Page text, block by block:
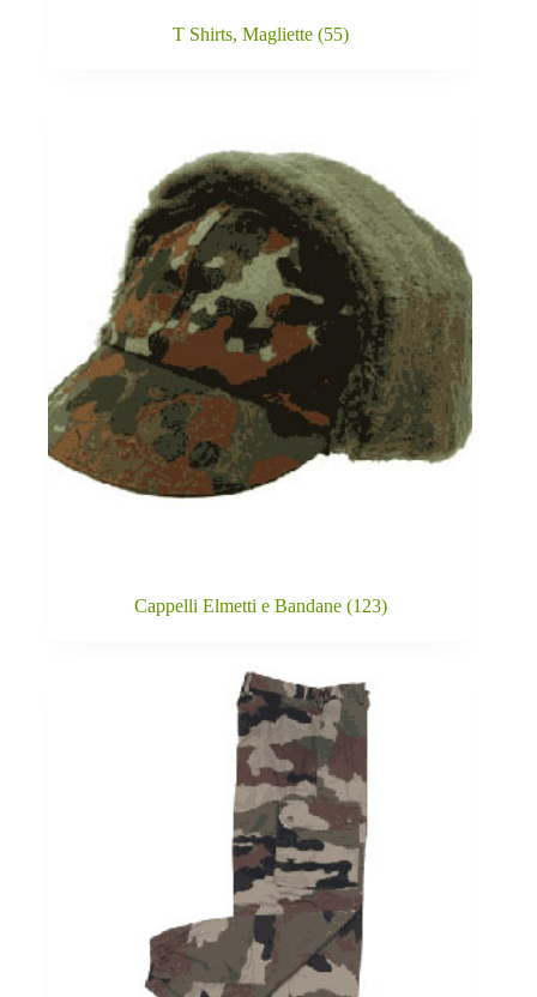
T Shirts, Magliette (55)
Cappelli Elmetti e Bandane (123)